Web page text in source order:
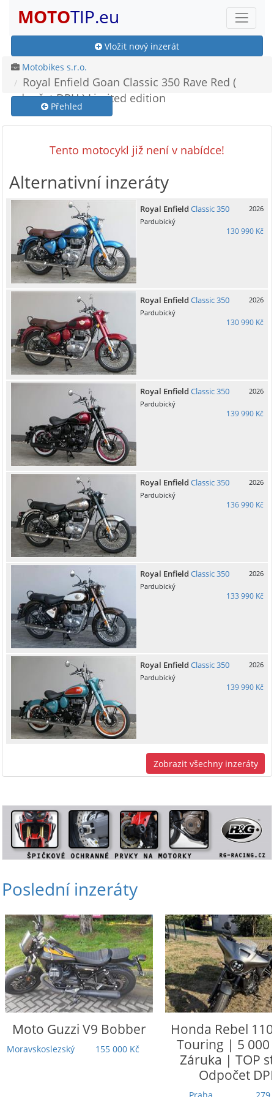
MOTOTIP.eu
Vložit nový inzerát
Motobikes s.r.o.
Royal Enfield Goan Classic 350 Rave Red (
odpočet DPH ) Limited edition
Přehled
Tento motocykl již není v nabídce!
Alternativní inzeráty
Royal Enfield Classic 350
2026
Pardubický
130 990 Kč
Royal Enfield Classic 350
2026
Pardubický
130 990 Kč
Royal Enfield Classic 350
2026
Pardubický
139 990 Kč
Royal Enfield Classic 350
2026
Pardubický
136 990 Kč
Royal Enfield Classic 350
2026
Pardubický
133 990 Kč
Royal Enfield Classic 350
2026
Pardubický
139 990 Kč
Zobrazit všechny inzeráty
Poslední inzeráty
Moto Guzzi V9 Bobber
Moravskoslezský 155 000 Kč
Honda Rebel
Touring | 5
Záruka | TOP
Odpočet